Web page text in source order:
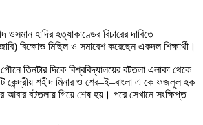
হাদির হত্যাকাণ্ডের বিচারের দাবিতে
বিক্ষোভ মিছিল ও সমাবেশ করেছেন একদল শিক্ষার্থী।
তিনটার দিকে বিশ্ববিদ্যালয়ের বটতলা এলাকা থেকে
কেন্দ্রীয় শহীদ মিনার ও শের–ই–বাংলা এ কে ফজলুল হক
বটতলায় গিয়ে শেষ হয়। পরে সেখানে সংক্ষিপ্ত